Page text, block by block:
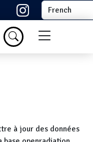
Select your
Menu du
à jour des données